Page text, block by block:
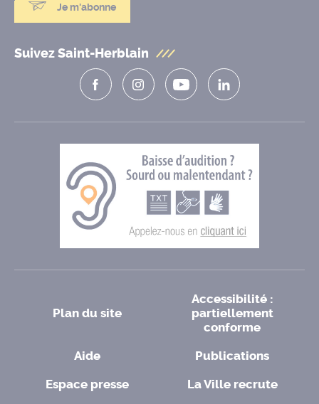
Je m'abonne
Suivez Saint-Herblain
Plan du site
Accessibilité :
partiellement
conforme
Aide
Publications
Espace presse
La Ville recrute